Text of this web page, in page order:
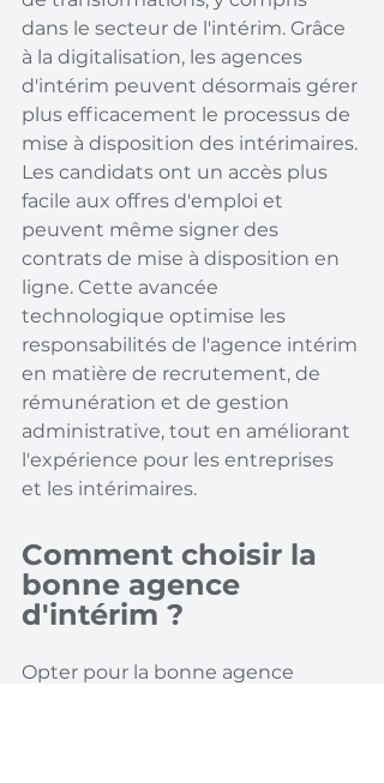
dans le secteur de l'intérim. Grâce
à la digitalisation, les agences
d'intérim peuvent désormais gérer
plus efficacement le processus de
mise à disposition des intérimaires.
Les candidats ont un accès plus
facile aux offres d'emploi et
peuvent même signer des
contrats de mise à disposition en
ligne. Cette avancée
technologique optimise les
responsabilités de l'agence intérim
en matière de recrutement, de
rémunération et de gestion
administrative, tout en améliorant
l'expérience pour les entreprises
et les intérimaires.
Comment choisir la
bonne agence
d'intérim ?
Opter pour la bonne agence